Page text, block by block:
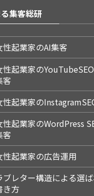
集客総研
性起業家のAI集客
性起業家の
客
性起業家の
性起業家のWordPress
客
性起業家の広告運用
ブレター構造による選
き方